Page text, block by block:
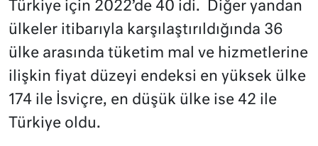
Türkiye için 2022’de 40 idi. Diğer yandan
ülkeler itibarıyla karşılaştırıldığında 36
ülke arasında tüketim mal ve hizmetlerine
ilişkin fiyat düzeyi endeksi en yüksek ülke
174 ile İsviçre, en düşük ülke ise 42 ile
Türkiye oldu.